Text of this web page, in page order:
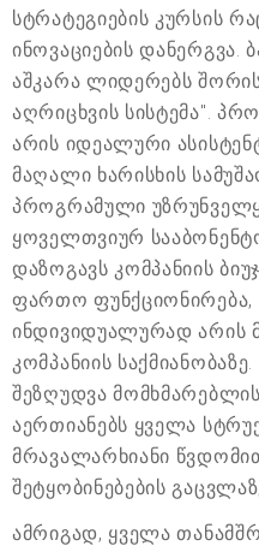
სტრატეგიების კურსის
ინოვაციების დანერგვა.
აშკარა ლიდერებს
აღრიცხვის სისტემა".
არის იდეალური
მაღალი ხარისხის
პროგრამული
ყოველთვიურ
დაზოგავს კომპანიის
ფართო
ინდივიდუალურად არის
კომპანიის
შეზღუდვა
აერთიანებს ყველა
მრავალარხიანი
შეტყობინებების
ამრიგად, ყველა